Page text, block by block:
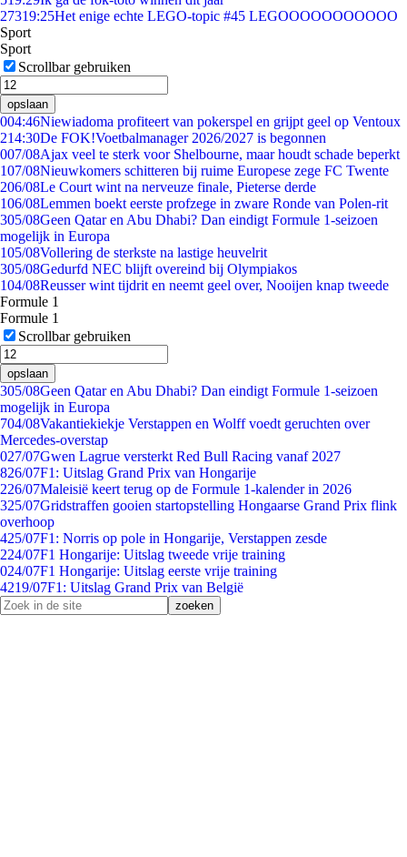
27319:25Het enige echte LEGO-topic #45 LEGOOOOOOOOOOO
Sport
Sport
Scrollbar gebruiken
opslaan
004:46Niewiadoma profiteert van pokerspel en grijpt geel op Ventoux
214:30De FOK!Voetbalmanager 2026/2027 is begonnen
007/08Ajax veel te sterk voor Shelbourne, maar houdt schade beperkt
107/08Nieuwkomers schitteren bij ruime Europese zege FC Twente
206/08Le Court wint na nerveuze finale, Pieterse derde
106/08Lemmen boekt eerste profzege in zware Ronde van Polen-rit
305/08Geen Qatar en Abu Dhabi? Dan eindigt Formule 1-seizoen
mogelijk in Europa
105/08Vollering de sterkste na lastige heuvelrit
305/08Gedurfd NEC blijft overeind bij Olympiakos
104/08Reusser wint tijdrit en neemt geel over, Nooijen knap tweede
Formule 1
Formule 1
Scrollbar gebruiken
opslaan
305/08Geen Qatar en Abu Dhabi? Dan eindigt Formule 1-seizoen
mogelijk in Europa
704/08Vakantiekiekje Verstappen en Wolff voedt geruchten over
Mercedes-overstap
027/07Gwen Lagrue versterkt Red Bull Racing vanaf 2027
826/07F1: Uitslag Grand Prix van Hongarije
226/07Maleisië keert terug op de Formule 1-kalender in 2026
325/07Gridstraffen gooien startopstelling Hongaarse Grand Prix flink
overhoop
425/07F1: Norris op pole in Hongarije, Verstappen zesde
224/07F1 Hongarije: Uitslag tweede vrije training
024/07F1 Hongarije: Uitslag eerste vrije training
4219/07F1: Uitslag Grand Prix van België